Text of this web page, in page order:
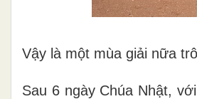
Vậy là một mùa giải nữa
Sau 6 ngày Chúa Nhật,